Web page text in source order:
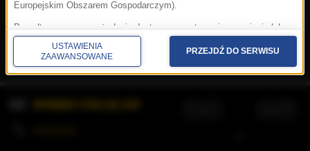
Korzystanie z portalu oznacza akceptację
Prywatność.Aplikacje.© 2026 Radio Muzyka
Fakty Grupa RMF sp. z o.o. sp. k.
Europejskim Obszarem Gospodarczym).
Ponadto masz prawo żądania dostępu, sprostowania, usunięcia lub
ograniczenia przetwarzania danych, a także złożenia skargi do
Prezesa Urzędu Ochrony Danych Osobowych. W polityce prywatności
znajdziesz informacje jak wykonać swoje prawa. Szczegółowe
informacje na temat przetwarzania Twoich danych znajdują się w
USTAWIENIA
ZAAWANSOWANE
PRZEJDŹ DO SERWISU